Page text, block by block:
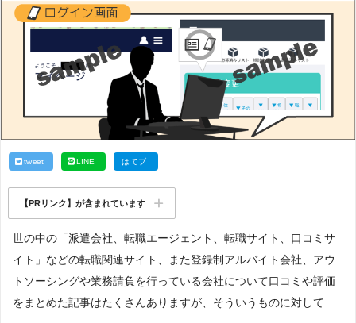
tweet LINE はてブ
【PRリンク】が含まれています
世の中の「派遣会社、転職エージェント、転職サイト、口コミサ
イト」などの転職関連サイト、また登録制アルバイト会社、アウ
トソーシングや業務請負を行っている会社について口コミや評価
をまとめた記事はたくさんありますが、そういうものに対して